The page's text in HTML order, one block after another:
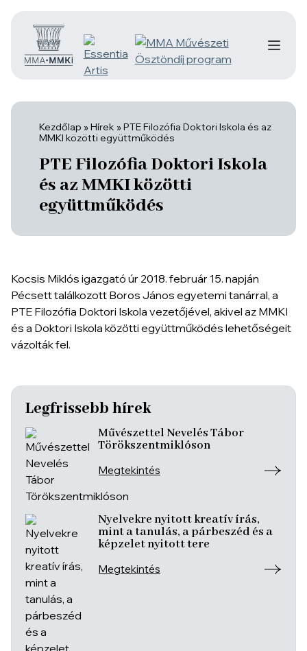
Kezdőlap »Hírek »PTE Filozófia Doktori Iskola és az
MMKI közötti együttműködés
PTE Filozófia Doktori Iskola
és az MMKI közötti
együttműködés
Kocsis Miklós igazgató úr 2018. február 15. napján
Pécsett találkozott Boros János egyetemi tanárral, a
PTE Filozófia Doktori Iskola vezetőjével, akivel az MMKI
és a Doktori Iskola közötti együttműködés lehetőségeit
vázolták fel.
Legfrissebb hírek
Művészettel Nevelés Tábor
Törökszentmiklóson
Megtekintés
Nyelvekre nyitott kreatív írás,
mint a tanulás, a párbeszéd és a
képzelet nyitott tere
Megtekintés